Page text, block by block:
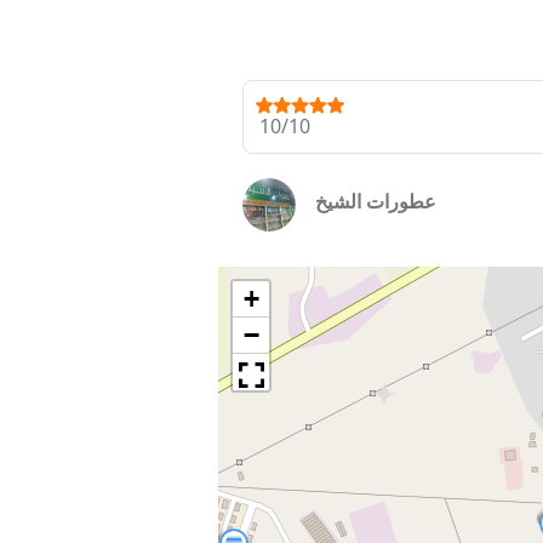
10/10
عطورات الشيخ
+
−